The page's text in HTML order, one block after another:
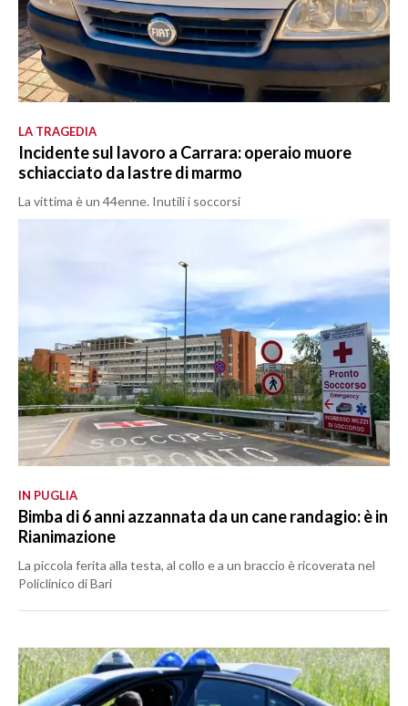
LA TRAGEDIA
Incidente sul lavoro a Carrara: operaio muore
schiacciato da lastre di marmo
La vittima è un 44enne. Inutili i soccorsi
IN PUGLIA
Bimba di 6 anni azzannata da un cane randagio: è in
Rianimazione
La piccola ferita alla testa, al collo e a un braccio è ricoverata nel
Policlinico di Bari